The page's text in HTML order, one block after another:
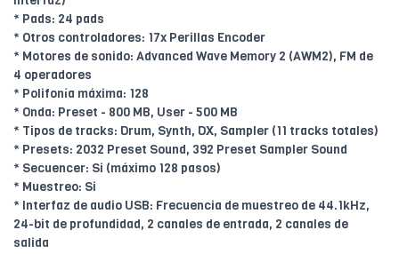
* Pads: 24 pads
* Otros controladores: 17x Perillas Encoder
* Motores de sonido: Advanced Wave Memory 2 (AWM2), FM de
4 operadores
* Polifonía máxima: 128
* Onda: Preset - 800 MB, User - 500 MB
* Tipos de tracks: Drum, Synth, DX, Sampler (11 tracks totales)
* Presets: 2032 Preset Sound, 392 Preset Sampler Sound
* Secuencer: Si (máximo 128 pasos)
* Muestreo: Si
* Interfaz de audio USB: Frecuencia de muestreo de 44.1kHz,
24-bit de profundidad, 2 canales de entrada, 2 canales de
salida